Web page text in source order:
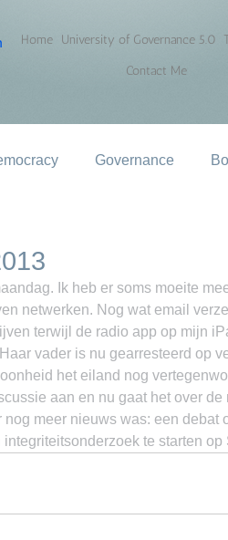
Home University of Governance 5.0
Contact Me
Governance
Ik heb er soms moeite
netwerken. Nog wat email
terwijl de radio app op mijn
vader is nu gearresteerd op
het eiland nog
aan en nu gaat het over
meer nieuws was: een debat
te starten op